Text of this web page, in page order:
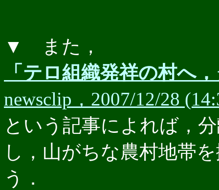
▼ また，
「テロ組織発祥の村へ
newsclip，2007/12/28
という記事によれば，
し，山がちな農村地帯
う．